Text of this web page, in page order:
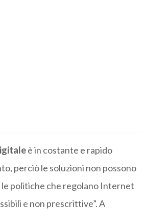
è in costante e rapido
perciò le soluzioni non possono
le politiche che regolano Internet
e non prescrittive”. A